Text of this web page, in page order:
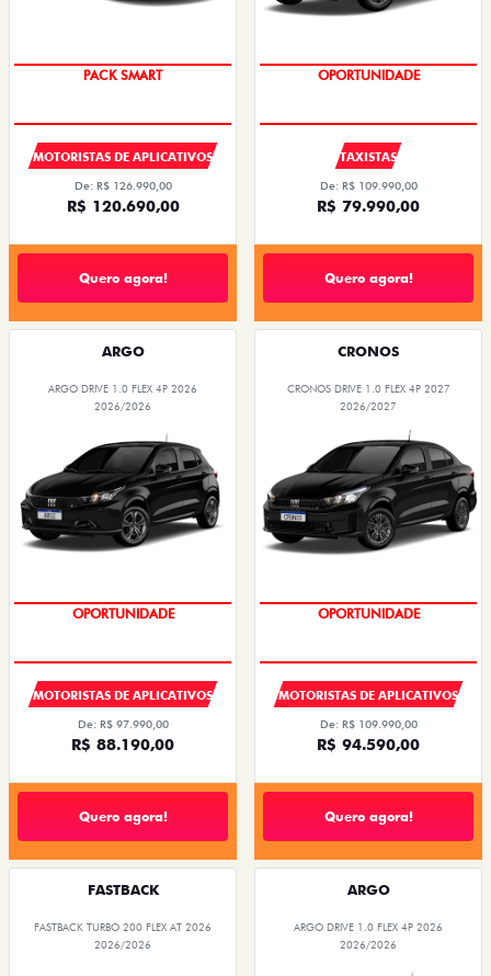
PACK SMART
MOTORISTAS DE APLICATIVOS
De: R$ 126.990,00
R$ 120.690,00
Quero agora!
OPORTUNIDADE
TAXISTAS
De: R$ 109.990,00
R$ 79.990,00
Quero agora!
ARGO
ARGO DRIVE 1.0 FLEX 4P 2026
2026/2026
OPORTUNIDADE
MOTORISTAS DE APLICATIVOS
De: R$ 97.990,00
R$ 88.190,00
Quero agora!
CRONOS
CRONOS DRIVE 1.0 FLEX 4P 2027
2026/2027
OPORTUNIDADE
MOTORISTAS DE APLICATIVOS
De: R$ 109.990,00
R$ 94.590,00
Quero agora!
FASTBACK
FASTBACK TURBO 200 FLEX AT 2026
2026/2026
ARGO
ARGO DRIVE 1.0 FLEX 4P 2026
2026/2026